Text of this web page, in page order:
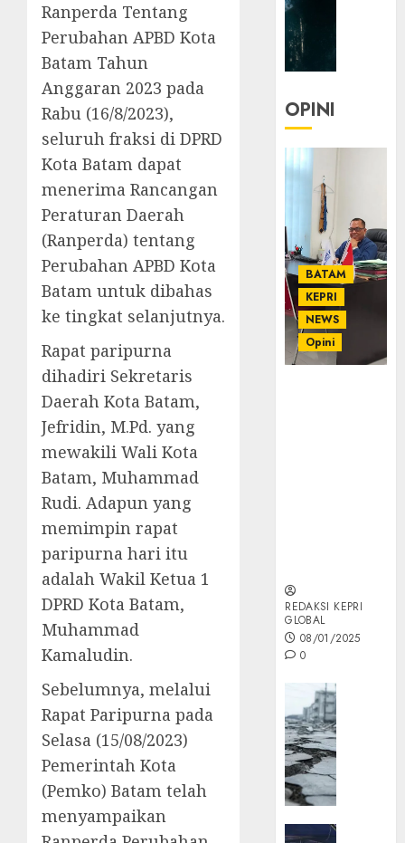
Ranperda Tentang
Perubahan APBD Kota
Batam Tahun
Anggaran 2023 pada
Rabu (16/8/2023),
seluruh fraksi di DPRD
Kota Batam dapat
menerima Rancangan
Peraturan Daerah
(Ranperda) tentang
Perubahan APBD Kota
Batam untuk dibahas
ke tingkat selanjutnya.
Rapat paripurna
dihadiri Sekretaris
Daerah Kota Batam,
Jefridin, M.Pd. yang
mewakili Wali Kota
Batam, Muhammad
Rudi. Adapun yang
memimpin rapat
paripurna hari itu
adalah Wakil Ketua 1
DPRD Kota Batam,
Muhammad
Kamaludin.
Sebelumnya, melalui
Rapat Paripurna pada
Selasa (15/08/2023)
Pemerintah Kota
(Pemko) Batam telah
menyampaikan
OPINI
BATAM
KEPRI
NEWS
Opini
REDAKSI KEPRI
GLOBAL
08/01/2025
0